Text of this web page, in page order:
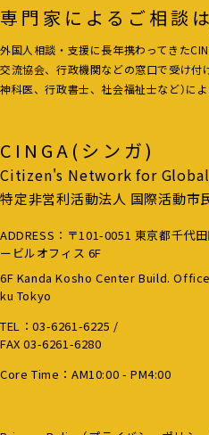
CINGA(シンガ)
Citizen's Network for
特定非営利活動法人 国際活動市
ADDRESS：〒101-0051 東京都千代
ービルオフィス 6F
6F Kanda Kosho Center Build.
ku Tokyo
TEL：03-6261-6225 /
FAX 03-6261-6280
Core Time：AM10:00 - PM4:00
専門家によるご相談は
外国人相談・支援に長年携わってきた
交流協会、行政機関などの窓口で受け付
神科医、行政書士、社会福祉士など）に